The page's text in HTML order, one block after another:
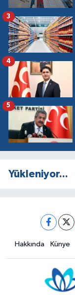
3
4
5
Yükleniyor...
Hakkında Künye